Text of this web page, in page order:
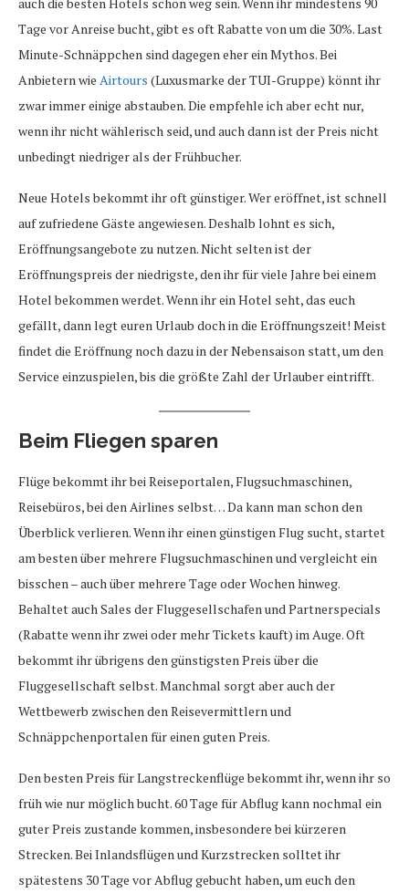
Tage vor Anreise bucht, gibt es oft Rabatte von um die 30%. Last
Minute-Schnäppchen sind dagegen eher ein Mythos. Bei
Anbietern wie Airtours (Luxusmarke der TUI-Gruppe) könnt ihr
zwar immer einige abstauben. Die empfehle ich aber echt nur,
wenn ihr nicht wählerisch seid, und auch dann ist der Preis nicht
unbedingt niedriger als der Frühbucher.
Neue Hotels bekommt ihr oft günstiger. Wer eröffnet, ist schnell
auf zufriedene Gäste angewiesen. Deshalb lohnt es sich,
Eröffnungsangebote zu nutzen. Nicht selten ist der
Eröffnungspreis der niedrigste, den ihr für viele Jahre bei einem
Hotel bekommen werdet. Wenn ihr ein Hotel seht, das euch
gefällt, dann legt euren Urlaub doch in die Eröffnungszeit! Meist
findet die Eröffnung noch dazu in der Nebensaison statt, um den
Service einzuspielen, bis die größte Zahl der Urlauber eintrifft.
Beim Fliegen sparen
Flüge bekommt ihr bei Reiseportalen, Flugsuchmaschinen,
Reisebüros, bei den Airlines selbst… Da kann man schon den
Überblick verlieren. Wenn ihr einen günstigen Flug sucht, startet
am besten über mehrere Flugsuchmaschinen und vergleicht ein
bisschen – auch über mehrere Tage oder Wochen hinweg.
Behaltet auch Sales der Fluggesellschafen und Partnerspecials
(Rabatte wenn ihr zwei oder mehr Tickets kauft) im Auge. Oft
bekommt ihr übrigens den günstigsten Preis über die
Fluggesellschaft selbst. Manchmal sorgt aber auch der
Wettbewerb zwischen den Reisevermittlern und
Schnäppchenportalen für einen guten Preis.
Den besten Preis für Langstreckenflüge bekommt ihr, wenn ihr so
früh wie nur möglich bucht. 60 Tage für Abflug kann nochmal ein
guter Preis zustande kommen, insbesondere bei kürzeren
Strecken. Bei Inlandsflügen und Kurzstrecken solltet ihr
spätestens 30 Tage vor Abflug gebucht haben, um euch den